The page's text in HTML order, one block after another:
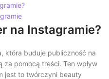
na Instagramie?
która buduje publiczność na
za pomocą treści. Ten wpływ
jest to twórczyni beauty